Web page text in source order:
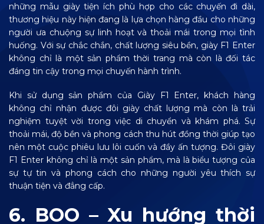
những mẫu giày tiện ích phù hợp cho các chuyến đi dài,
thương hiệu này hiện đang là lựa chọn hàng đầu cho những
người ưa chuộng sự linh hoạt và thoải mái trong mọi tình
huống. Với sự chắc chắn, chất lượng siêu bền, giày F1 Enter
không chỉ là một sản phẩm thời trang mà còn là đối tác
đáng tin cậy trong mọi chuyến hành trình.
Khi sử dụng sản phẩm của Giày F1 Enter, khách hàng
không chỉ nhận được đôi giày chất lượng mà còn là trải
nghiệm tuyệt vời trong việc di chuyển và khám phá. Sự
thoải mái, độ bền và phong cách thu hút đồng thời giúp tạo
nên một cuộc phiêu lưu lôi cuốn và đầy ấn tượng. Đôi giày
F1 Enter không chỉ là một sản phẩm, mà là biểu tượng của
sự tự tin và phong cách cho những người yêu thích sự
thuận tiện và đẳng cấp.
6. BOO – Xu hướng thời